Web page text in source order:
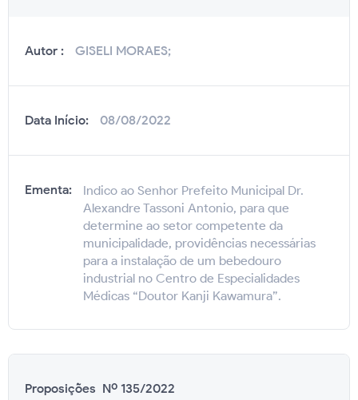
Autor : GISELI MORAES;
Data Início: 08/08/2022
Ementa:
Indico ao Senhor Prefeito Municipal Dr.
Alexandre Tassoni Antonio, para que
determine ao setor competente da
municipalidade, providências necessárias
para a instalação de um bebedouro
industrial no Centro de Especialidades
Médicas “Doutor Kanji Kawamura”.
Proposições Nº 135/2022